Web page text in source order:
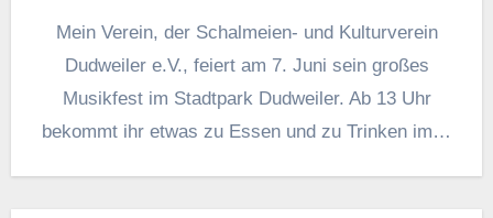
Mein Verein, der Schalmeien- und Kulturverein
Dudweiler e.V., feiert am 7. Juni sein großes
Musikfest im Stadtpark Dudweiler. Ab 13 Uhr
bekommt ihr etwas zu Essen und zu Trinken im…